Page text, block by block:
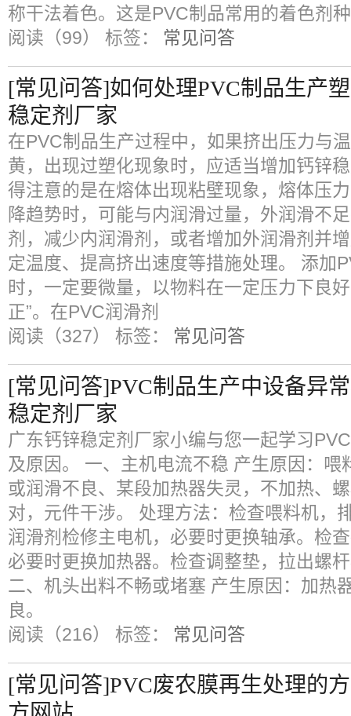
称干法着色。这是PVC制品常用的着色剂
阅读（99） 标签： 常见问答
[常见问答]如何处理PVC制品生产
稳定剂厂家
在PVC制品生产过程中，如果挤出压力与
黄，出现过塑化现象时，应适当增加钙锌
得注意的是在熔体出现粘壁现象，熔体压
降趋势时，可能与内润滑过量，外润滑不
剂，减少内润滑剂，或者增加外润滑剂并
定温度、提高挤出速度等措施处理。 添加
时，一定要微量，以物料在一定压力下良
正”。在PVC润滑剂
阅读（327） 标签： 常见问答
[常见问答]PVC制品生产中设备异
稳定剂厂家
广东钙锌稳定剂厂家小编与您一起学习
及原因。 一、主机电流不稳 产生原因：
或润滑不良、某段加热器失灵，不加热、
对，元件干涉。 处理方法：检查喂料机，
润滑剂检修主电机，必要时更换轴承。检
必要时更换加热器。检查调整垫，拉出螺
二、机头出料不畅或堵塞 产生原因：加热
良。
阅读（216） 标签： 常见问答
[常见问答]PVC废农膜再生处理的